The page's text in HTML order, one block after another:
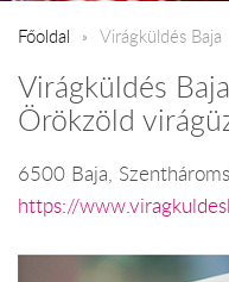
Főoldal Virágküldés Baja
Virágküldés Baja
Örökzöld
6500 Baja,
https://